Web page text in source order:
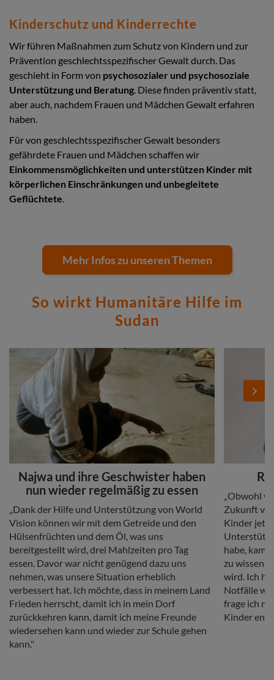
Kinderschutz und Kinderrechte
Wir führen Maßnahmen zum Schutz von Kindern und zur
Prävention geschlechtsspezifischer Gewalt durch. Das
geschieht in Form von psychosozialer und psychosoziale
Unterstützung und Beratung. Diese finden präventiv statt,
aber auch, nachdem Frauen und Mädchen Gewalt erfahren
haben.
Für von geschlechtsspezifischer Gewalt besonders
gefährdete Frauen und Mädchen schaffen wir
Einkommensmöglichkeiten und unterstützen Kinder mit
körperlichen Einschränkungen und unbegleitete
Geflüchtete.
Mehr Infos zu unseren Themen
So wirkt Humanitäre Hilfe im
Sudan
Headline
Najwa und ihre Geschwister haben
nun wieder regelmäßig zu essen
Copy
„Dank der Hilfe und Unterstützung von World
Vision können wir mit dem Getreide und den
Hülsenfrüchten und dem Öl, was uns
bereitgestellt wird, drei Mahlzeiten pro Tag
essen. Davor war nicht genügend dazu uns
nehmen, was unsere Situation erheblich
verbessert hat. Ich möchte, dass in meinem Land
Frieden herrscht, damit ich in mein Dorf
zurückkehren kann, damit ich meine Freunde
wiedersehen kann und wieder zur Schule gehen
kann."
Headline
Copy
„Obwohl
Zukunft vor
Kinder
habe, kam
zu wissen,
wird. Ich
Notfälle
frage ich
Kinder
Next